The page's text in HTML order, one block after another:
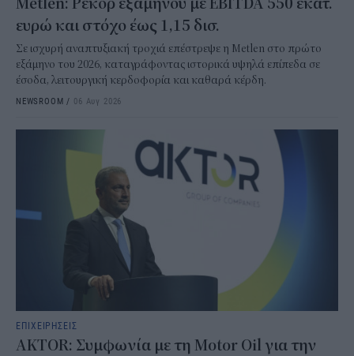
ευρώ και στόχο έως 1,15 δισ.
Σε ισχυρή αναπτυξιακή τροχιά επέστρεψε η Metlen στο πρώτο
εξάμηνο του 2026, καταγράφοντας ιστορικά υψηλά επίπεδα σε
έσοδα, λειτουργική κερδοφορία και καθαρά κέρδη.
NEWSROOM / 06 Αυγ 2026
ΕΠΙΧΕΙΡΗΣΕΙΣ
AKTOR: Συμφωνία με τη Motor Oil για την